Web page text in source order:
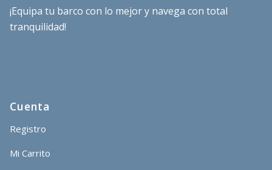
¡Equipa tu barco con lo mejor y navega con total
tranquilidad!
Cuenta
Registro
Mi Carrito